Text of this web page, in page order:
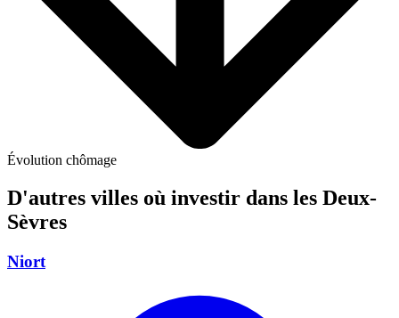
Évolution chômage
D'autres villes où investir dans les Deux-
Sèvres
Niort